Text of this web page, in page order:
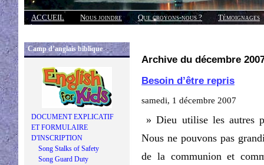
ACCUEIL Nous joindre Que croyons-nous ?
Témoignages
Réponses
Camp d’anglais biblique
DOCUMENT EXPLICATIF
ET FORMULAIRE
D'INSCRIPTION
Song Stalks of Safety
Song Guard Duty
Archive du décembre
Besoin d’être repris
samedi, 1 décembre 2007
» Dieu utilise les autres
Nous ne pouvons pas
de la communion et